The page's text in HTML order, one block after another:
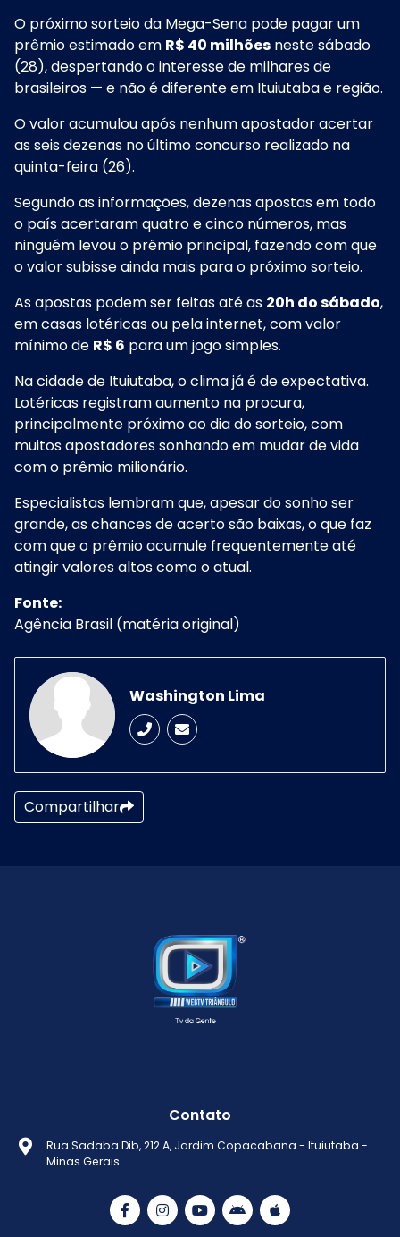
O próximo sorteio da Mega-Sena pode pagar um
prêmio estimado em R$ 40 milhões neste sábado
(28), despertando o interesse de milhares de
brasileiros — e não é diferente em Ituiutaba e região.
O valor acumulou após nenhum apostador acertar
as seis dezenas no último concurso realizado na
quinta-feira (26).
Segundo as informações, dezenas apostas em todo
o país acertaram quatro e cinco números, mas
ninguém levou o prêmio principal, fazendo com que
o valor subisse ainda mais para o próximo sorteio.
As apostas podem ser feitas até as 20h do sábado,
em casas lotéricas ou pela internet, com valor
mínimo de R$ 6 para um jogo simples.
Na cidade de Ituiutaba, o clima já é de expectativa.
Lotéricas registram aumento na procura,
principalmente próximo ao dia do sorteio, com
muitos apostadores sonhando em mudar de vida
com o prêmio milionário.
Especialistas lembram que, apesar do sonho ser
grande, as chances de acerto são baixas, o que faz
com que o prêmio acumule frequentemente até
atingir valores altos como o atual.
Fonte:
Agência Brasil (matéria original)
Washington Lima
Compartilhar
Contato
Rua Sadaba Dib, 212 A, Jardim Copacabana - Ituiutaba -
Minas Gerais